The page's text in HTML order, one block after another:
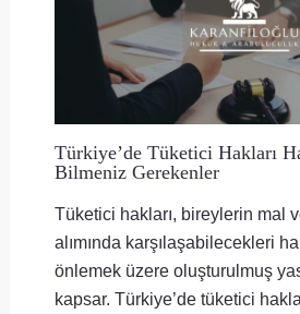
Türkiye’de Tüketici Hakları
Bilmeniz Gerekenler
Tüketici hakları, bireylerin mal
alımında karşılaşabilecekleri
önlemek üzere oluşturulmuş
kapsar. Türkiye’de tüketici